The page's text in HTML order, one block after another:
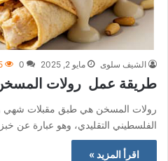
الشيف سلوى مايو 2, 2025 0
طريقة عمل رولات
رولات المسخن هي طبق مقبلات
الفلسطيني التقليدي، وهو عبارة عن
اقرأ المزيد »